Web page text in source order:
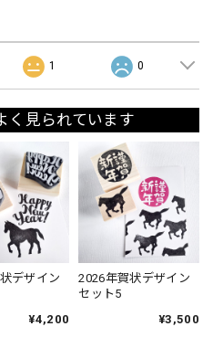
1 0
く見られています
デザイン
¥4,200
2026年賀状デザイン
セット5
¥3,500